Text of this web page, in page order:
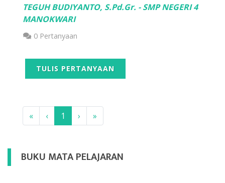
BUKU MATA PELAJARAN
TEGUH BUDIYANTO, S.Pd.Gr. - SMP NEGERI 4
MANOKWARI
0 Pertanyaan
TULIS PERTANYAAN
« ‹ 1 › »